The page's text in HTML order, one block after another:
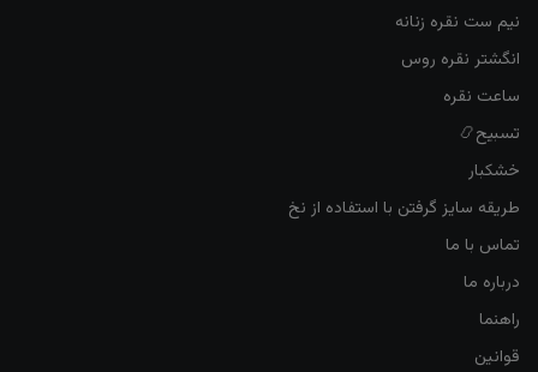
نیم ست نقره زنانه
انگشتر نقره روس
ساعت نقره
تسبیح📿
خشکبار
طریقه سایز گرفتن با استفاده از نخ
تماس با ما
درباره ما
راهنما
قوانین